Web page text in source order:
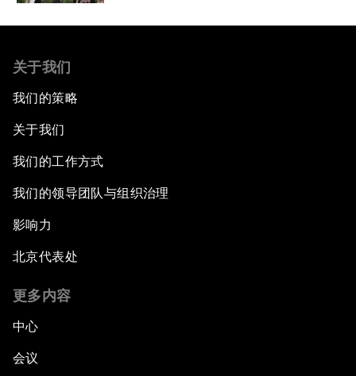
关于我们
我们的策略
关于我们
我们的工作方式
我们的领导团队与组织治理
影响力
北京代表处
更多内容
中心
会议